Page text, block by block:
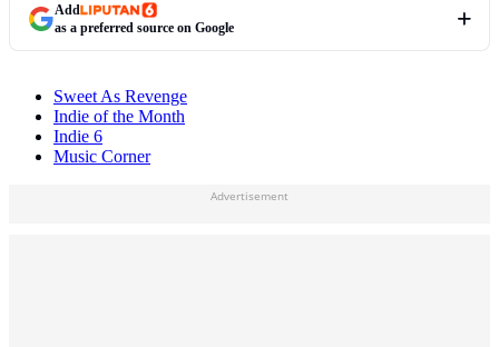
Add
as a preferred source on Google
Sweet As Revenge
Indie of the Month
Indie 6
Music Corner
Advertisement